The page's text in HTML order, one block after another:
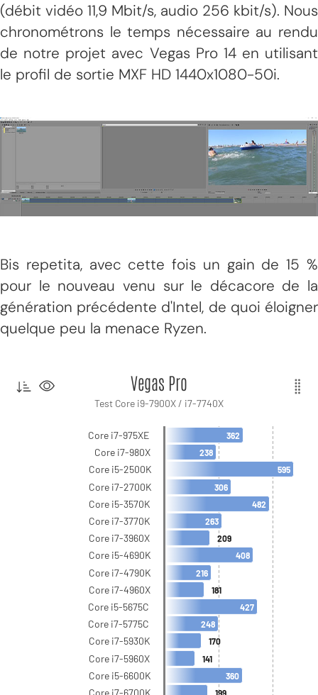
(débit vidéo 11,9 Mbit/s, audio 256 kbit/s). Nous
chronométrons le temps nécessaire au rendu
de notre projet avec Vegas Pro 14 en utilisant
le profil de sortie MXF HD 1440x1080-50i.
Bis repetita, avec cette fois un gain de 15 %
pour le nouveau venu sur le décacore de la
génération précédente d'Intel, de quoi éloigner
quelque peu la menace Ryzen.